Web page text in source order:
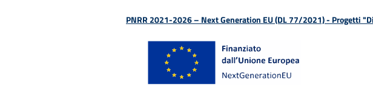
PNRR 2021-2026 – Next Generation EU (DL 77/2021) - Progetti